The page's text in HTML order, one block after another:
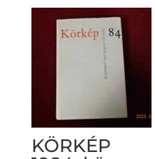
KÖRKÉP